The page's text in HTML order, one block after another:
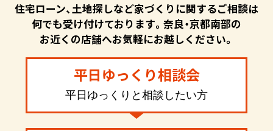
住宅ローン、土地探しなど家づくりに関するご相談は
何でも受け付けております。奈良・京都南部の
お近くの店舗へお気軽にお越しください。
平日ゆっくり相談会
平日ゆっくりと相談したい方